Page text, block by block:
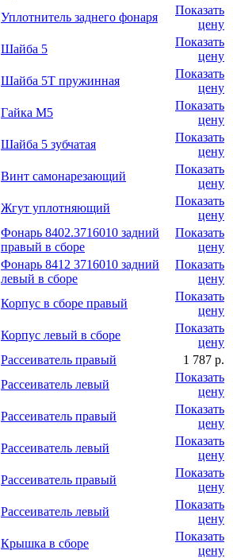
Уплотнитель заднего фонаря
Показать
цену
Шайба 5
Показать
цену
Шайба 5Т пружинная
Показать
цену
Гайка М5
Показать
цену
Шайба 5 зубчатая
Показать
цену
Винт самонарезающий
Показать
цену
Жгут уплотняющий
Показать
цену
Фонарь 8402.3716010 задний
правый в сборе
Показать
цену
Фонарь 8412 3716010 задний
левый в сборе
Показать
цену
Корпус в сборе правый
Показать
цену
Корпус левый в сборе
Показать
цену
Рассеиватель правый
1 787 р.
Рассеиватель левый
Показать
цену
Рассеиватель правый
Показать
цену
Рассеиватель левый
Показать
цену
Рассеиватель правый
Показать
цену
Рассеиватель левый
Показать
цену
Крышка в сборе
Показать
цену